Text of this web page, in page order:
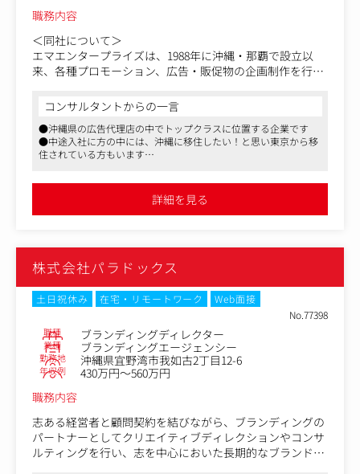
職務内容
＜同社について＞
エマエンタープライズは、1988年に沖縄・那覇で設立以
来、各種プロモーション、広告・販促物の企画制作を行う
沖縄県の広告代理店の中でトップクラスに位置する企業で
＜お任せするお仕事について＞
・企業や団体、自治体などの広告、キャンペーン全体のク
＜クライアントについて＞
らの依頼もあります。
沖縄を中心に観光業界や地域発展にも貢献する広告を作成
しています。
業界はメーカー、通信、エネルギー、飲食、ホテル、不動
産など様々です。
＜同業他社と比較した際の同社の強み＞
一つの広告会社ではなく、クライアントのパートナーとし
て活動しています。
単なる発注業者ではなくクライアントと一心同体となり、
依頼を受けるだけでなく企業のために提案を行い、企業の
成長に貢献しています。
コンサルタントからの一言
●沖縄県の広告代理店の中でトップクラスに位置する企業です
●中途入社に方の中には、沖縄に移住したい！と思い東京から移
住されている方もいます
詳細を見る
株式会社パラドックス
土日祝休み 在宅・リモートワーク
Web面接
No.77398
職種 ブランディングディレクター
業種 ブランディングエージェンシー
勤務地 沖縄県宜野湾市我如古2丁目12-6
年収例
430万円～560万円
職務内容
志ある経営者と顧問契約を結びながら、ブランディングの
パートナーとしてクリエイティブディレクションやコンサ
ルティングを行い、志を中心においた長期的なブランドづ